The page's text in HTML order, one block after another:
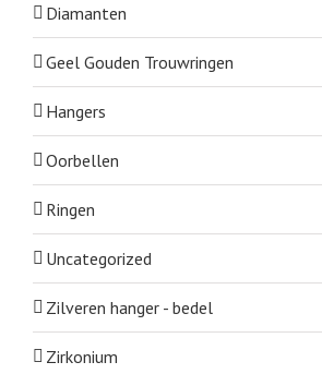
Diamanten
Geel Gouden Trouwringen
Hangers
Oorbellen
Ringen
Uncategorized
Zilveren hanger - bedel
Zirkonium